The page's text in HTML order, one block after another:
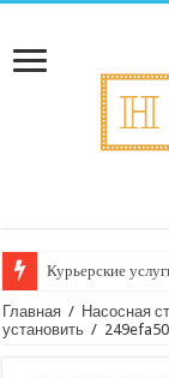
Курьерские
Главная / Насосная
установить /